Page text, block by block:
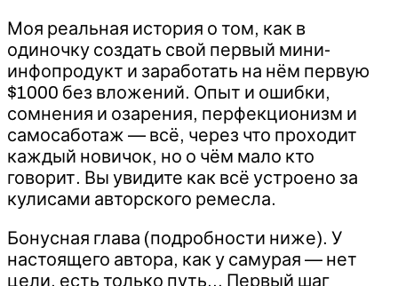
Моя реальная история о том, как в
одиночку создать свой первый мини-
инфопродукт и заработать на нём первую
$1000 без вложений. Опыт и ошибки,
сомнения и озарения, перфекционизм и
самосаботаж — всё, через что проходит
каждый новичок, но о чём мало кто
говорит. Вы увидите как всё устроено за
кулисами авторского ремесла.
Бонусная глава (подробности ниже). У
настоящего автора, как у самурая — нет
цели, есть только путь… Первый шаг